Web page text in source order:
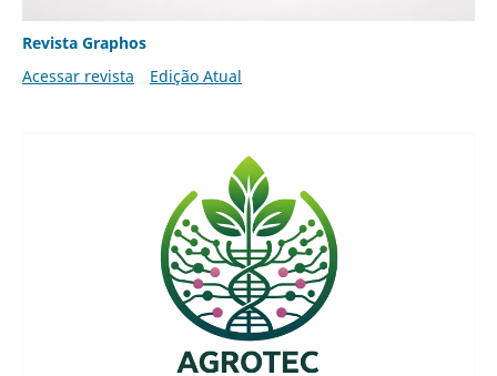
Revista Graphos
Acessar revista
Edição Atual